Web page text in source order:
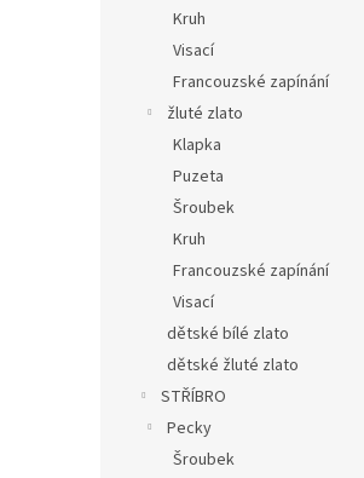
Kruh
Visací
Francouzské zapínání
žluté zlato
Klapka
Puzeta
Šroubek
Kruh
Francouzské zapínání
Visací
dětské bílé zlato
dětské žluté zlato
STŘÍBRO
Pecky
Šroubek